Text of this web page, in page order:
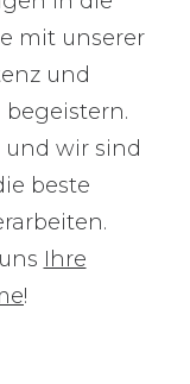
mit unserer
und
wir sind
beste
Ihre
!